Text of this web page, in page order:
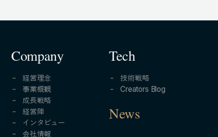
Company
経営理念
事業概観
成長戦略
経営陣
インタビュー
会社情報
Tech
技術戦略
Creators Blog
News